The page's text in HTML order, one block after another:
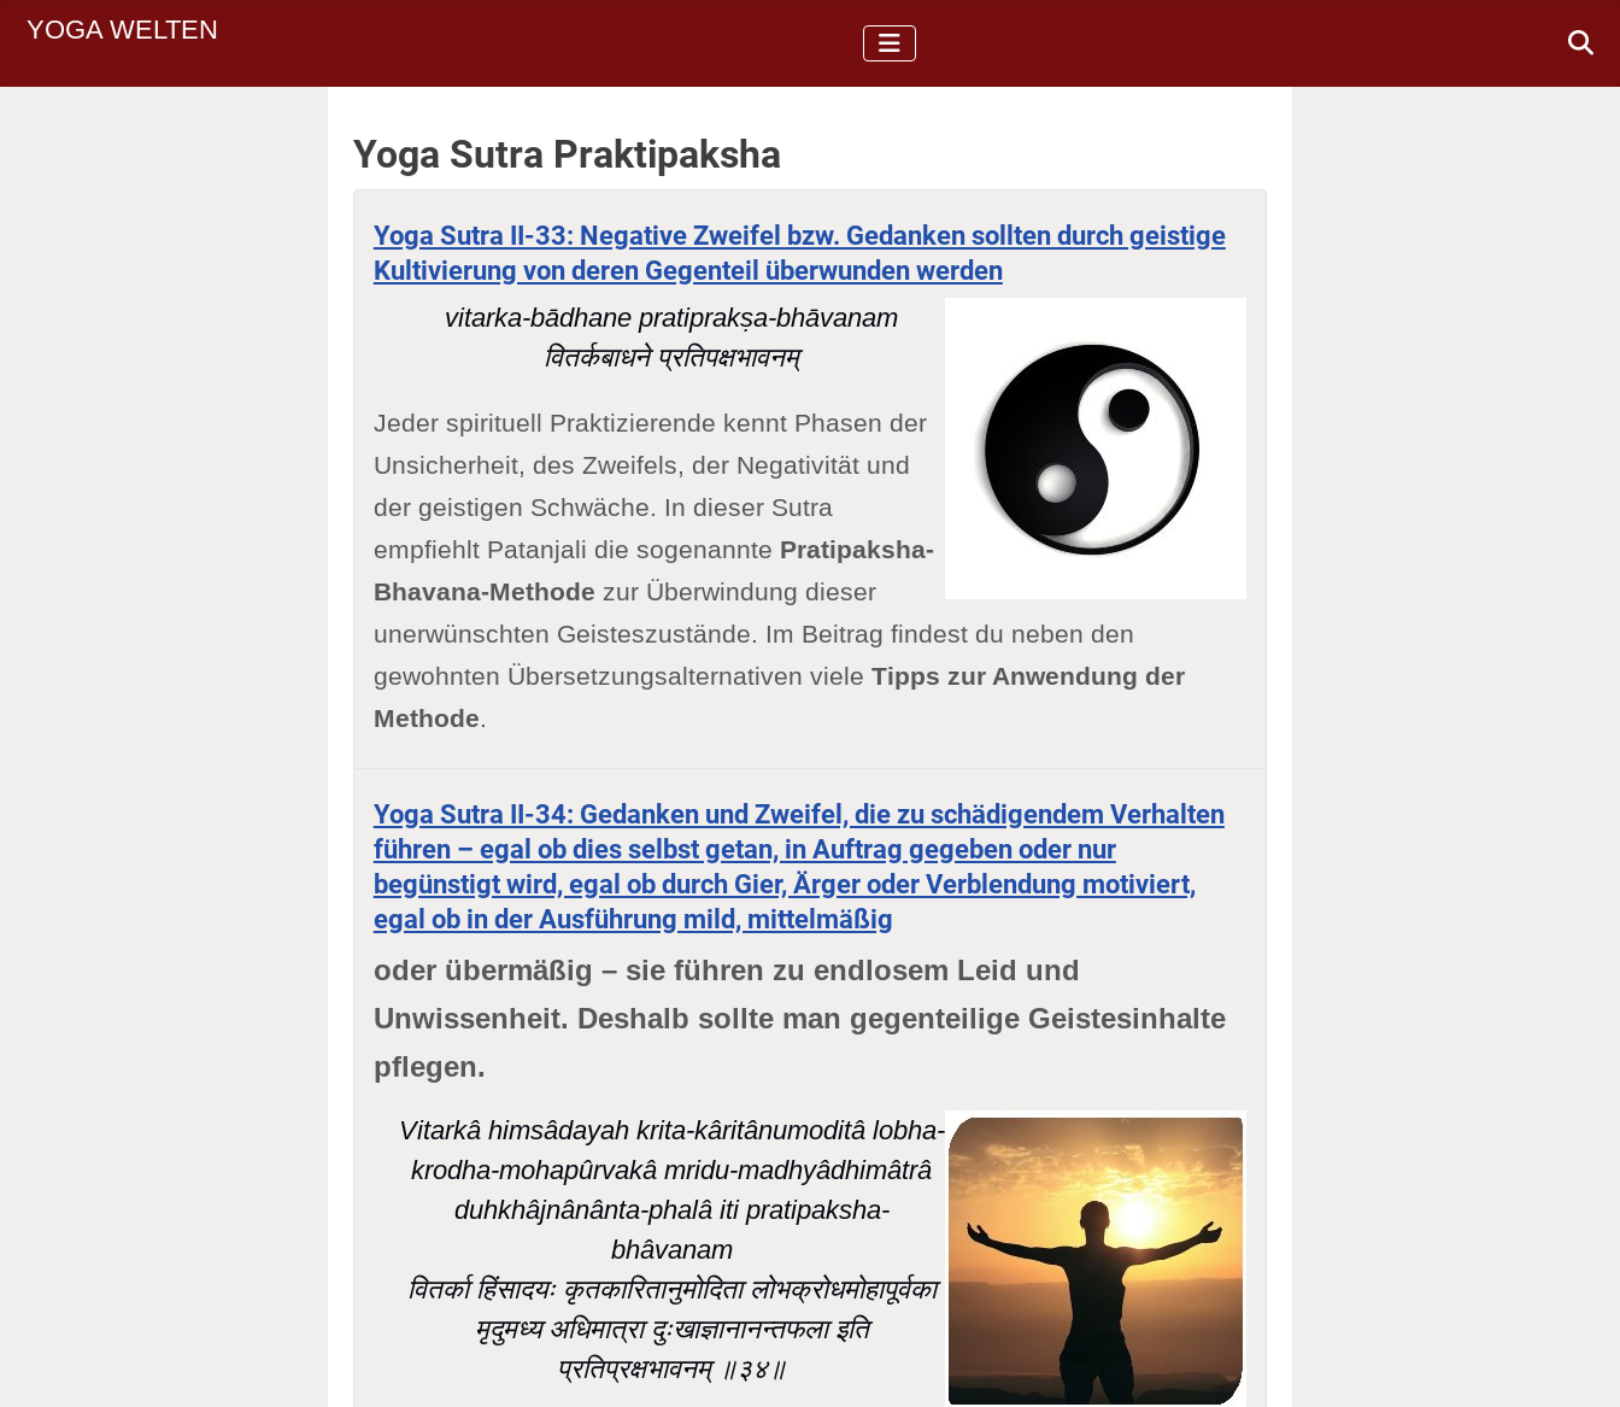
YOGA WELTEN
Yoga Sutra Praktipaksha
Yoga Sutra II-33: Negative Zweifel bzw. Gedanken sollten durch geistige
Kultivierung von deren Gegenteil überwunden werden
vitarka-bādhane pratiprakṣa-bhāvanam
वितर्कबाधने प्रतिपक्षभावनम्
Jeder spirituell Praktizierende kennt Phasen der
Unsicherheit, des Zweifels, der Negativität und
der geistigen Schwäche. In dieser Sutra
empfiehlt Patanjali die sogenannte Pratipaksha-
Bhavana-Methode zur Überwindung dieser
unerwünschten Geisteszustände. Im Beitrag findest du neben den
gewohnten Übersetzungsalternativen viele Tipps zur Anwendung der
Methode.
Yoga Sutra II-34: Gedanken und Zweifel, die zu schädigendem Verhalten
führen – egal ob dies selbst getan, in Auftrag gegeben oder nur
begünstigt wird, egal ob durch Gier, Ärger oder Verblendung motiviert,
egal ob in der Ausführung mild, mittelmäßig
oder übermäßig – sie führen zu endlosem Leid und
Unwissenheit. Deshalb sollte man gegenteilige Geistesinhalte
pflegen.
Vitarkâ himsâdayah krita-kâritânumoditâ lobha-
krodha-mohapûrvakâ mridu-madhyâdhimâtrâ
duhkhâjnânânta-phalâ iti pratipaksha-
bhâvanam
वितर्का हिंसादयः कृतकारितानुमोदिता लोभक्रोधमोहापूर्वका
मृदुमध्य अधिमात्रा दुःखाज्ञानानन्तफला इति
प्रतिप्रक्षभावनम् ॥३४॥